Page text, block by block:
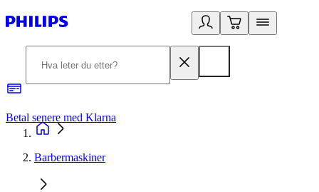
Betal senere med Klarna
Barbermaskiner